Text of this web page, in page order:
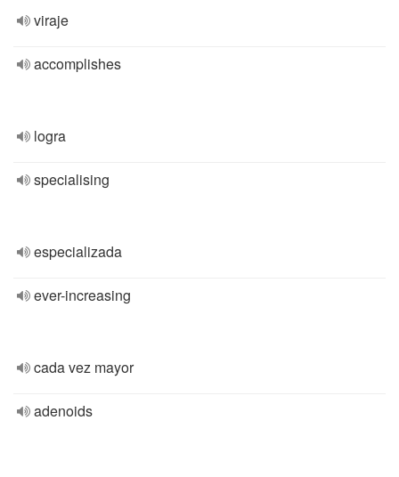
viraje
accomplishes
logra
specialising
especializada
ever-increasing
cada vez mayor
adenoids